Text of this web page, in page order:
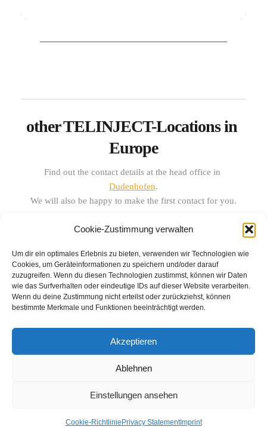
Cookie-Zustimmung verwalten
Um dir ein optimales Erlebnis zu bieten, verwenden wir Technologien wie
Cookies, um Geräteinformationen zu speichern und/oder darauf
zuzugreifen. Wenn du diesen Technologien zustimmst, können wir Daten
wie das Surfverhalten oder eindeutige IDs auf dieser Website verarbeiten.
Wenn du deine Zustimmung nicht erteilst oder zurückziehst, können
bestimmte Merkmale und Funktionen beeinträchtigt werden.
Akzeptieren
Ablehnen
Einstellungen ansehen
Cookie-Richtlinie Privacy StatementImprint
other TELINJECT-Locations in
Europe
Dudenhofen.
We will also be happy to make the first contact for you.
D-67373 Dudenhofen
Fax: (0049) - 06232 - 85 251
Our products:
Blowpipe
Optional Accessories
Special Applications